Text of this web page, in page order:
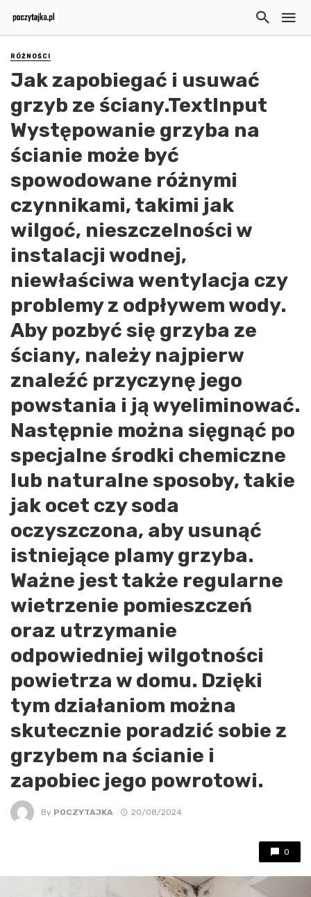
RÓŻNOŚCI
Jak zapobiegać i usuwać
grzyb ze ściany.TextInput
Występowanie grzyba na
ścianie może być
spowodowane różnymi
czynnikami, takimi jak
wilgoć, nieszczelności w
instalacji wodnej,
niewłaściwa wentylacja czy
problemy z odpływem wody.
Aby pozbyć się grzyba ze
ściany, należy najpierw
znaleźć przyczynę jego
powstania i ją wyeliminować.
Następnie można sięgnąć po
specjalne środki chemiczne
lub naturalne sposoby, takie
jak ocet czy soda
oczyszczona, aby usunąć
istniejące plamy grzyba.
Ważne jest także regularne
wietrzenie pomieszczeń
oraz utrzymanie
odpowiedniej wilgotności
powietrza w domu. Dzięki
tym działaniom można
skutecznie poradzić sobie z
grzybem na ścianie i
zapobiec jego powrotowi.
By POCZYTAJKA 20/08/2024
0